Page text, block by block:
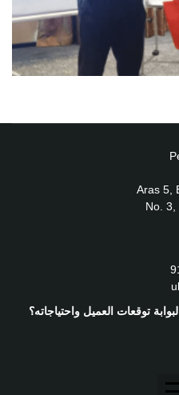
Aras 5,
No. 3,
توقعات العميل واحتياجاته؟